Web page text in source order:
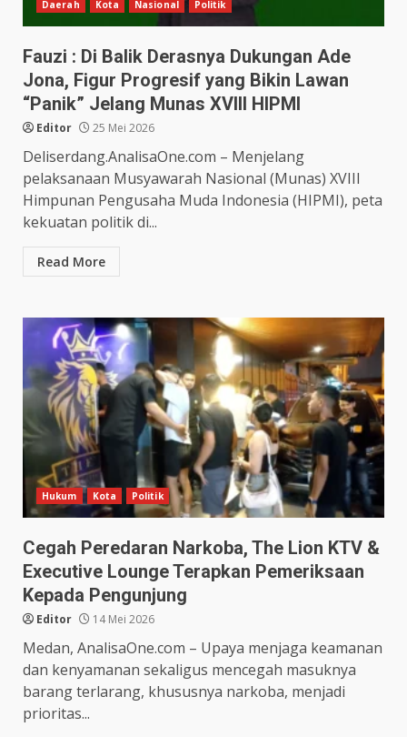
Daerah Kota Nasional Politik
Fauzi : Di Balik Derasnya Dukungan Ade
Jona, Figur Progresif yang Bikin Lawan
“Panik” Jelang Munas XVIII HIPMI
Editor 25 Mei 2026
Deliserdang.AnalisaOne.com – Menjelang
pelaksanaan Musyawarah Nasional (Munas) XVIII
Himpunan Pengusaha Muda Indonesia (HIPMI), peta
kekuatan politik di...
Read More
Hukum Kota Politik
Cegah Peredaran Narkoba, The Lion KTV &
Executive Lounge Terapkan Pemeriksaan
Kepada Pengunjung
Editor 14 Mei 2026
Medan, AnalisaOne.com – Upaya menjaga keamanan
dan kenyamanan sekaligus mencegah masuknya
barang terlarang, khususnya narkoba, menjadi
prioritas...